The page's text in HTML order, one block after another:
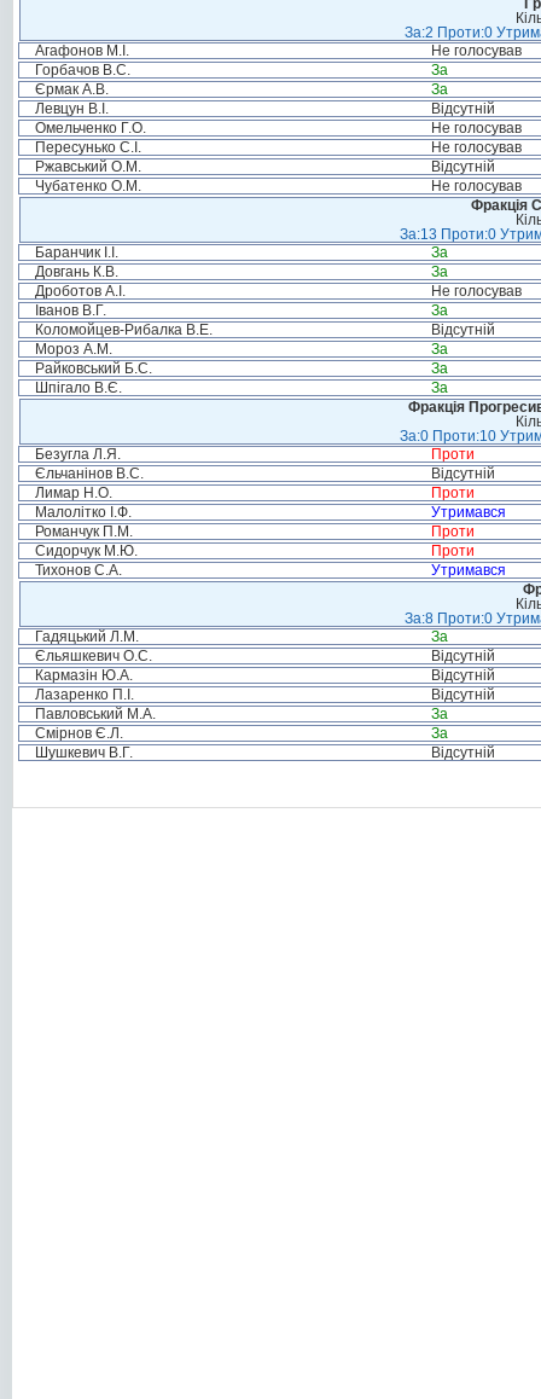
За:2 Проти:0
Агафонов М.І.
Не голосував
Горбачов В.С.
За
Єрмак А.В.
За
Левцун В.І.
Відсутній
Омельченко Г.О.
Не голосував
Пересунько С.І.
Не голосував
Ржавський О.М.
Відсутній
Чубатенко О.М.
Не голосував
Фракція
За:13 Проти:0
Баранчик І.І.
За
Довгань К.В.
За
Дроботов А.І.
Не голосував
Іванов В.Г.
За
Коломойцев-Рибалка В.Е.
Відсутній
Мороз А.М.
За
Райковський Б.С.
За
Шпігало В.Є.
За
Фракція
За:0 Проти:10
Безугла Л.Я.
Проти
Єльчанінов В.С.
Відсутній
Лимар Н.О.
Проти
Малолітко І.Ф.
Утримався
Романчук П.М.
Проти
Сидорчук М.Ю.
Проти
Тихонов С.А.
Утримався
За:8 Проти:0
Гадяцький Л.М.
За
Єльяшкевич О.С.
Відсутній
Кармазін Ю.А.
Відсутній
Лазаренко П.І.
Відсутній
Павловський М.А.
За
Смірнов Є.Л.
За
Шушкевич В.Г.
Відсутній